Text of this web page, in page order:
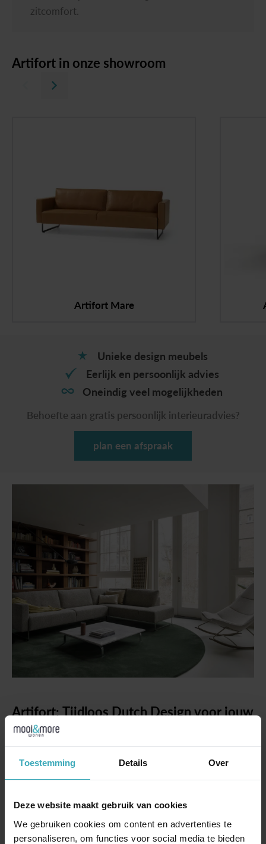
Toestemming Details Over
Deze website maakt gebruik van cookies
We gebruiken cookies om content en advertenties te
personaliseren, om functies voor social media te bieden
zitcomfort.
Artifort in onze showroom
Artifort Mare
Unieke design meubels
Eerlijk en persoonlijk advies
Oneindig veel mogelijkheden
Behoefte aan gratis persoonlijk interieuradvies?
plan een afspraak
Artifort:TijdloosDutchDesignvoorjouw
interieur
Bij Mooi & More begrijpen we dat jouw interieur een
weerspiegeling is van jouw persoonlijkheid en stijl.
Daarom zijn we verheugd om onze samenwerking met
voor innovatief en tijdloos Dutch Design.
Vakmanschapen innovatie vanArtifort